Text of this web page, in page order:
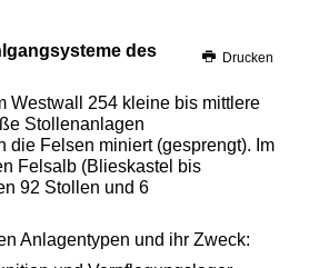
Drucken
des
Westwall 254 kleine bis mittlere
Stollenanlagen
die Felsen miniert (gesprengt). Im
Felsalb (Blieskastel bis
92 Stollen und 6
Anlagentypen und ihr Zweck: